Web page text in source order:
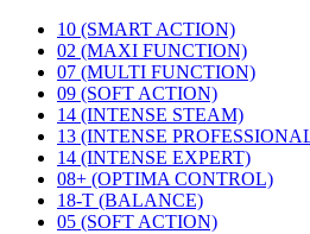
10 (SMART ACTION)
02 (MAXI FUNCTION)
07 (MULTI FUNCTION)
09 (SOFT ACTION)
14 (INTENSE STEAM)
13 (INTENSE
14 (INTENSE EXPERT)
08+ (OPTIMA CONTROL)
18-T (BALANCE)
05 (SOFT ACTION)